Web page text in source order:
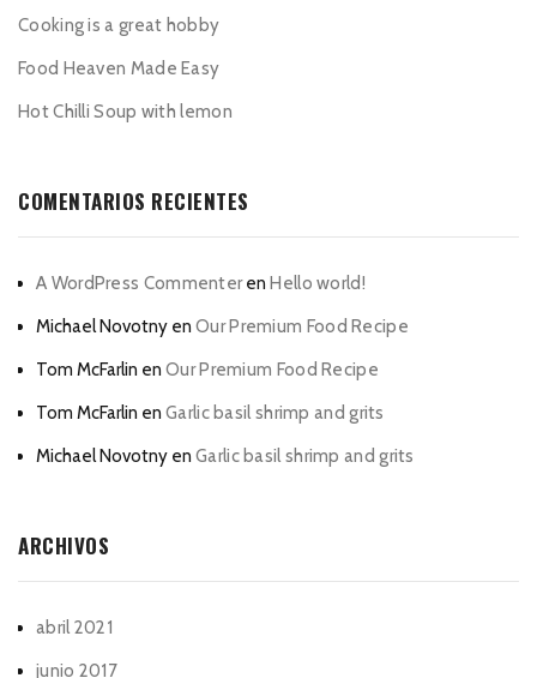
Cooking is a great hobby
Food Heaven Made Easy
Hot Chilli Soup with lemon
COMENTARIOS RECIENTES
A WordPress CommenterenHello world!
Michael Novotny en Our Premium Food Recipe
Tom McFarlin en Our Premium Food Recipe
Tom McFarlin en Garlic basil shrimp and grits
Michael Novotny en Garlic basil shrimp and grits
ARCHIVOS
abril 2021
junio 2017